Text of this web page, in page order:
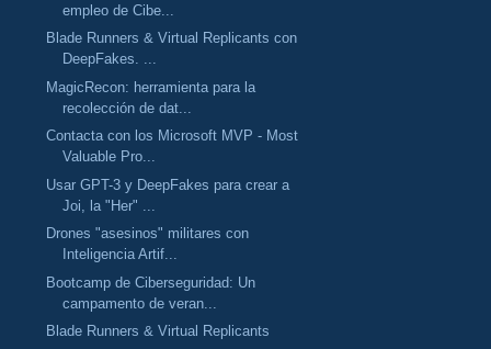
empleo de Cibe...
Blade Runners & Virtual Replicants con
DeepFakes. ...
MagicRecon: herramienta para la
recolección de dat...
Contacta con los Microsoft MVP - Most
Valuable Pro...
Usar GPT-3 y DeepFakes para crear a
Joi, la "Her" ...
Drones "asesinos" militares con
Inteligencia Artif...
Bootcamp de Ciberseguridad: Un
campamento de veran...
Blade Runners & Virtual Replicants